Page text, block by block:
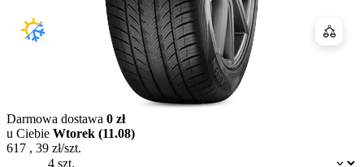
Dostępność:
Darmowa dostawa 0 zł
u Ciebie Wtorek (11.08)
617 , 39 zł/szt.